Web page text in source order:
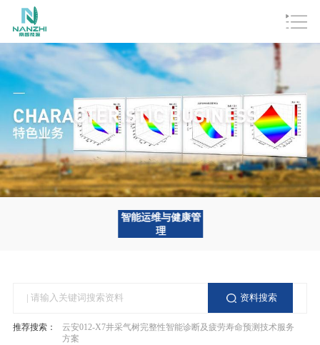
智能运维与健康管
理
推荐搜索：
云安012-X7井采气树完整性智能诊断及疲劳寿命预测技术服务
方案